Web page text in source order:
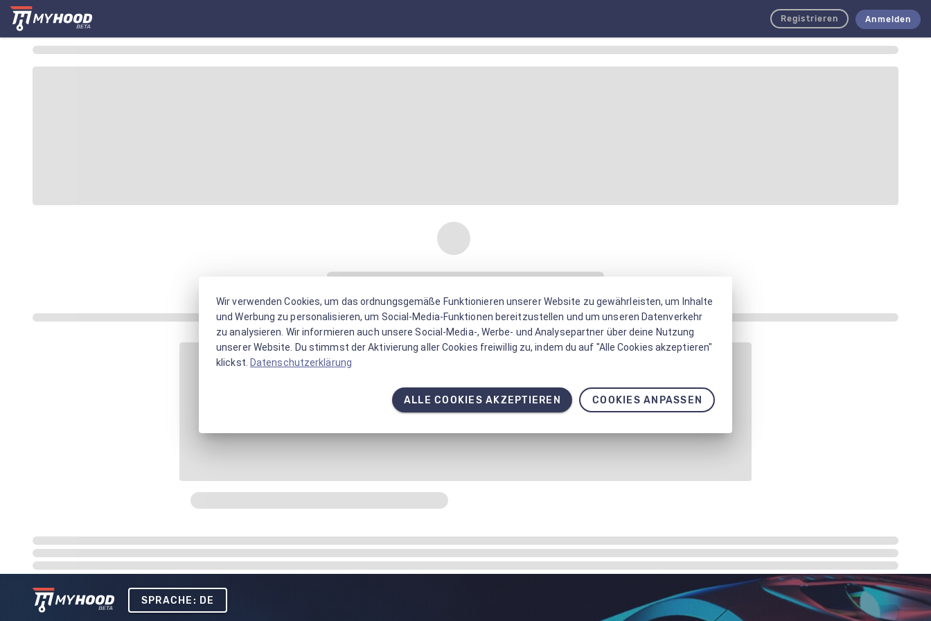
Registrieren Anmelden
SPRACHE: DE
Wir verwenden Cookies, um das ordnungsgemäße Funktionieren unserer Website zu gewährleisten, um Inhalte
und Werbung zu personalisieren, um Social-Media-Funktionen bereitzustellen und um unseren Datenverkehr
zu analysieren. Wir informieren auch unsere Social-Media-, Werbe- und Analysepartner über deine Nutzung
unserer Website. Du stimmst der Aktivierung aller Cookies freiwillig zu, indem du auf "Alle Cookies akzeptieren"
klickst. Datenschutzerklärung
ALLE COOKIES AKZEPTIEREN COOKIES ANPASSEN